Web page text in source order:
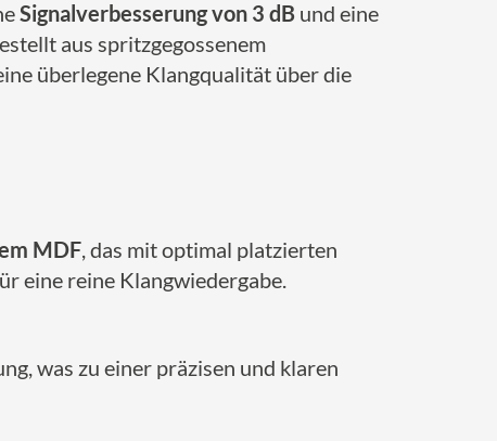
Signalverbesserung von 3 dB und eine
aus spritzgegossenem
überlegene Klangqualität über die
MDF, das mit optimal platzierten
eine reine Klangwiedergabe.
was zu einer präzisen und klaren